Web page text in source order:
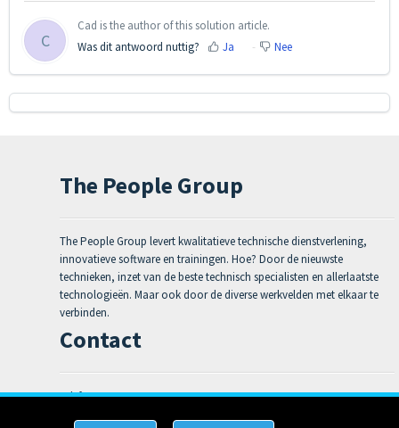
C
Cad is the author of this solution article.
Was dit antwoord nuttig?
Ja Nee
The People Group
The People Group levert kwalitatieve technische dienstverlening,
innovatieve software en trainingen. Hoe? Door de nieuwste
technieken, inzet van de beste technisch specialisten en allerlaatste
technologieën. Maar ook door de diverse werkvelden met elkaar te
verbinden.
Contact
Telefoon:+31 85 224 00 00